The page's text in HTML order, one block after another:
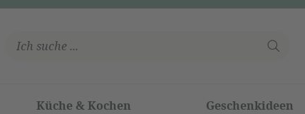
Küche & Kochen Geschenkideen